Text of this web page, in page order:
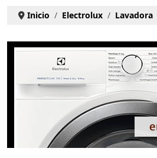
Inicio Electrolux Lavadora